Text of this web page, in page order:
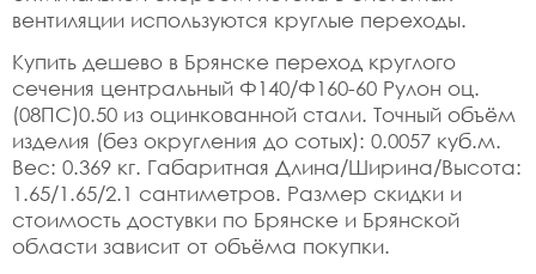
вентиляции используются круглые переходы.
Купить дешево в Брянске переход круглого
сечения центральный Ф140/Ф160-60 Рулон оц.
(08ПС)0.50 из оцинкованной стали. Точный объём
изделия (без округления до сотых): 0.0057 куб.м.
Вес: 0.369 кг. Габаритная Длина/Ширина/Высота:
1.65/1.65/2.1 сантиметров. Размер скидки и
стоимость достувки по Брянске и Брянской
области зависит от объёма покупки.